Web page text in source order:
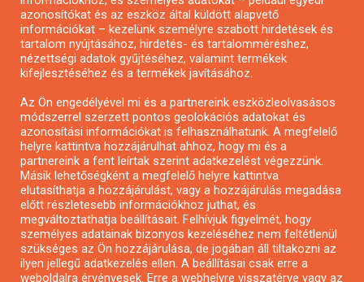
Pályázatfigyelés
Specifikus pályázatfigyelés vagy hírlevél
Pályázatok magánszemélyeknek
Pályázatok civil szervezeteknek
Pályázatok vállalkozásoknak
Önkormányzati pályázatok
Mezőgazdasági pályázatok
Falusi turizmus pályázatok
azonosítókat és az eszköz által küldött alapvető
információkat – kezelünk személyre szabott hirdetések és
tartalom nyújtásához, hirdetés- és tartalomméréshez,
nézettségi adatok gyűjtéséhez, valamint termékek
kifejlesztéséhez és a termékek javításához.
Az Ön engedélyével mi és a partnereink eszközleolvasásos
módszerrel szerzett pontos geolokációs adatokat és
azonosítási információkat is felhasználhatunk. A megfelelő
helyre kattintva hozzájárulhat ahhoz, hogy mi és a
partnereink a fent leírtak szerint adatkezelést végezzünk.
Másik lehetőségként a megfelelő helyre kattintva
elutasíthatja a hozzájárulást, vagy a hozzájárulás megadása
előtt részletesebb információkhoz juthat, és
megváltoztathatja beállításait. Felhívjuk figyelmét, hogy
személyes adatainak bizonyos kezeléséhez nem feltétlenül
szükséges az Ön hozzájárulása, de jogában áll tiltakozni az
ilyen jellegű adatkezelés ellen. A beállításai csak erre a
weboldalra érvényesek. Erre a webhelyre visszatérve vagy az